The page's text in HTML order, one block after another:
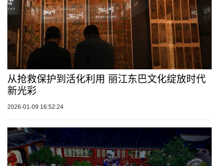
从抢救保护到活化利用 丽江东巴文化绽放时代
新光彩
2026-01-09 16:52:24